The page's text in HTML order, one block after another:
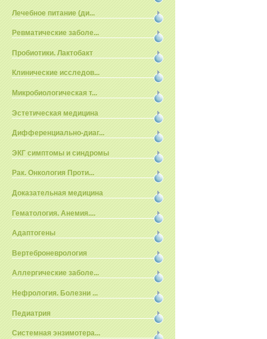
Лечебное питание (ди...
Ревматические заболе...
Пробиотики. Лактобакт
Клинические исследов...
Микробиологическая т...
Эстетическая медицина
Дифференциально-диаг...
ЭКГ симптомы и синдромы
Рак. Онкология Проти...
Доказательная медицина
Гематология. Анемия....
Адаптогены
Вертеброневрология
Аллергические заболе...
Нефрология. Болезни ...
Педиатрия
Системная энзимотера...